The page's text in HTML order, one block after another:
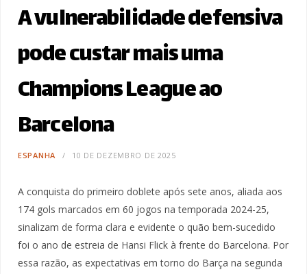
A vulnerabilidade defensiva
pode custar mais uma
Champions League ao
Barcelona
ESPANHA 10 DE DEZEMBRO DE 2025
A conquista do primeiro doblete após sete anos, aliada aos
174 gols marcados em 60 jogos na temporada 2024-25,
sinalizam de forma clara e evidente o quão bem-sucedido
foi o ano de estreia de Hansi Flick à frente do Barcelona. Por
essa razão, as expectativas em torno do Barça na segunda